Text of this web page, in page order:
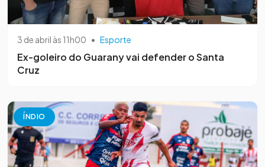
3 de abril às 11h00 • Esporte
Ex-goleiro do Guarany vai defender o Santa
Cruz
ÍNDIO